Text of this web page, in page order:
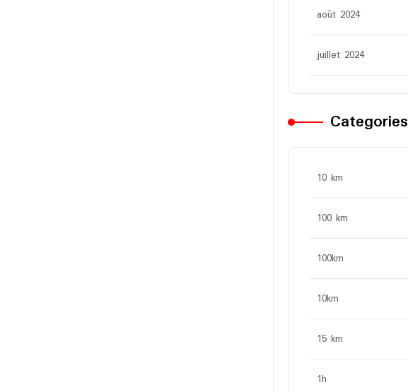
août 2024
juillet 2024
Categories
10 km
100 km
100km
10km
15 km
1h